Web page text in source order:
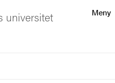
Meny
universitet